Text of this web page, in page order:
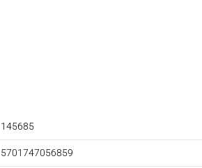
145685
5701747056859